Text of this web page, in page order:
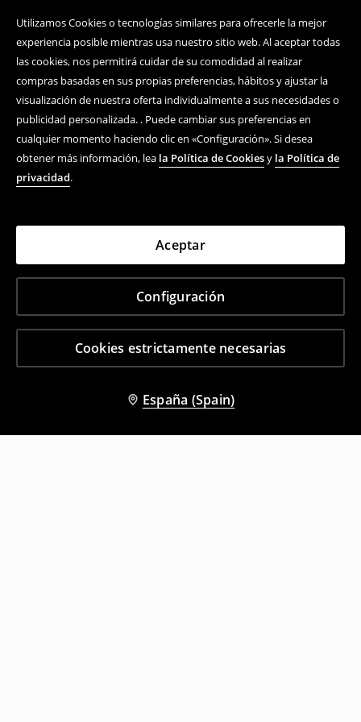
Utilizamos Cookies o tecnologías similares para ofrecerle la mejor
experiencia posible mientras usa nuestro sitio web. Al aceptar todas
las cookies, nos permitirá cuidar de su comodidad al realizar
compras basadas en sus propias preferencias, hábitos y ajustar la
visualización de nuestra oferta individualmente a sus necesidades o
publicidad personalizada. . Puede cambiar sus preferencias en
cualquier momento haciendo clic en «Configuración». Si desea
obtener más información, lea la Política de Cookiesy la Política de
privacidad.
Cookies estrictamente necesarias
Configuración
Aceptar
España (Spain)